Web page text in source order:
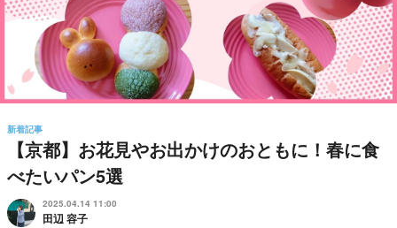
新着記事
【京都】お花見やお出かけのおともに！春に食
べたいパン5選
2025.04.14 11:00
田辺 容子